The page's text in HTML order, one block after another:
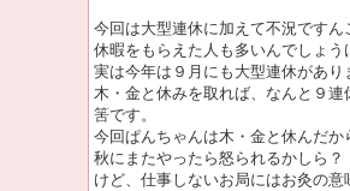
今回は大型連休に加えて不況ですん
休暇をもらえた人も多いんでしょう
実は今年は９月にも大型連休があり
木・金と休みを取れば、なんと９連
筈です。
今回ぱんちゃんは木・金と休んだか
秋にまたやったら怒られるかしら？
けど、仕事しないお局にはお灸の意